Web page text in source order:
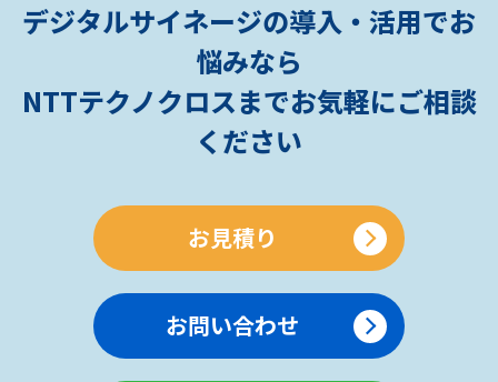
デジタルサイネージの導入・活用でお
悩みなら
NTTテクノクロスまでお気軽にご相談
ください
お見積り
お問い合わせ